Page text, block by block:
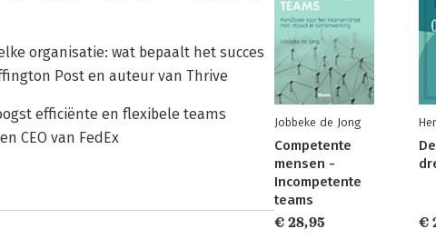
organisatie: wat bepaalt het succes
Post en auteur van Thrive
efficiënte en flexibele teams
CEO van FedEx
Jobbeke de Jong
Competente
mensen -
Incompetente
teams
€ 28,95
€